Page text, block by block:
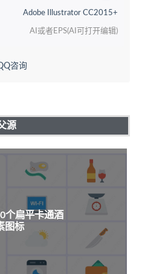
Adobe Illustrator CC2015+
AI或者EPS(AI可打开编辑)
咨询
源
个扁平卡通酒
图标